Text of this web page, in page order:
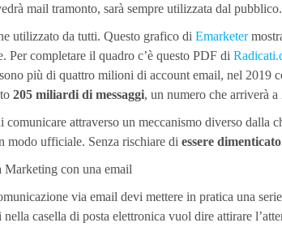
mail tramonto, sarà sempre utilizzata dal pubblico.
utilizzato da tutti. Questo grafico di Emarketer
Per completare il quadro c’è questo PDF di
più di quattro milioni di account email, nel 2019
205 miliardi di messaggi, un numero che arriverà
comunicare attraverso un meccanismo diverso dalla
modo ufficiale. Senza rischiare di essere dimenticato
via email devi mettere in pratica una
nella casella di posta elettronica vuol dire attirare